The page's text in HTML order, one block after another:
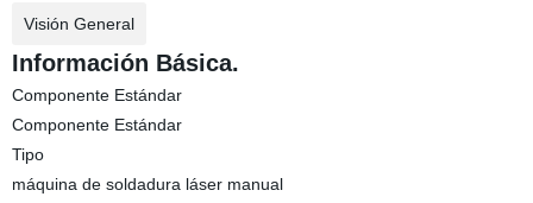
Visión General
Información Básica.
Componente Estándar
Componente Estándar
Tipo
máquina de soldadura láser manual